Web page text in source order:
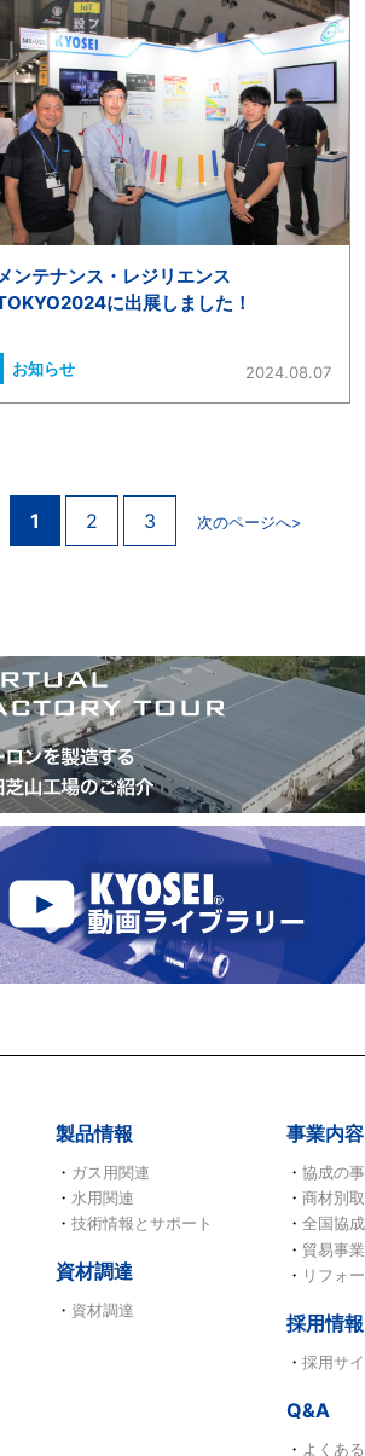
ンテナンス・レジリエンス
に出展しました！
お知らせ 2024.08.07
1 2 3 次のページへ>
製品情報
ガス用関連
水用関連
技術情報とサポート
資材調達
資材調達
事業内容
協成の
商材別
全国協
貿易事業
リフォ
採用情報
採用サ
Q&A
よくあ